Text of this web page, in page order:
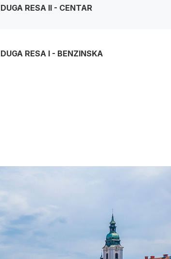
DUGA RESA II - CENTAR
DUGA RESA I - BENZINSKA